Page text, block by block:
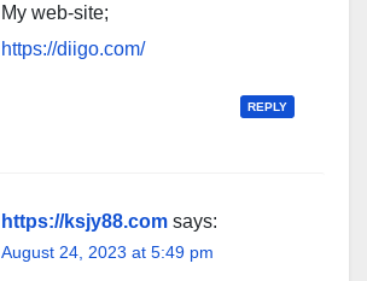
My web-site;
https://diigo.com/
REPLY
https://ksjy88.com says:
August 24, 2023 at 5:49 pm